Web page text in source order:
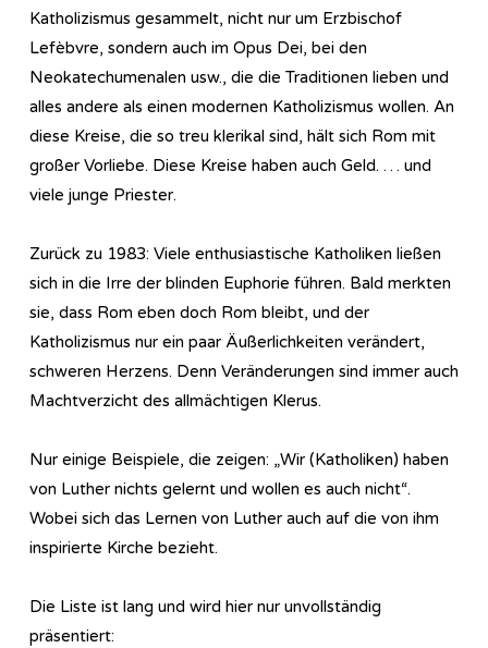
Katholizismus gesammelt, nicht nur um Erzbischof
Lefèbvre, sondern auch im Opus Dei, bei den
Neokatechumenalen usw., die die Traditionen lieben und
alles andere als einen modernen Katholizismus wollen. An
diese Kreise, die so treu klerikal sind, hält sich Rom mit
großer Vorliebe. Diese Kreise haben auch Geld. … und
viele junge Priester.
Zurück zu 1983: Viele enthusiastische Katholiken ließen
sich in die Irre der blinden Euphorie führen. Bald merkten
sie, dass Rom eben doch Rom bleibt, und der
Katholizismus nur ein paar Äußerlichkeiten verändert,
schweren Herzens. Denn Veränderungen sind immer auch
Machtverzicht des allmächtigen Klerus.
Nur einige Beispiele, die zeigen: „Wir (Katholiken) haben
von Luther nichts gelernt und wollen es auch nicht“.
Wobei sich das Lernen von Luther auch auf die von ihm
inspirierte Kirche bezieht.
Die Liste ist lang und wird hier nur unvollständig
präsentiert: